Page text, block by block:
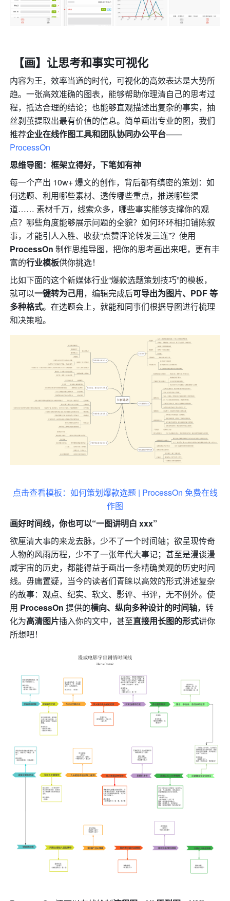
【画】让思考和事实可视化
内容为王，效率当道的时代，可视化的高效表达是大势所
趋。一张高效准确的图表，能够帮助你理清自己的思考过
程，抵达合理的结论；也能够直观描述出复杂的事实，抽
丝剥茧提取出最有价值的信息。简单画出专业的图，我们
推荐企业在线作图工具和团队协同办公平台——
ProcessOn
思维导图：框架立得好，下笔如有神
每一个产出 10w+ 爆文的创作，背后都有缜密的策划：如
何选题、利用哪些素材、透传哪些重点，推送哪些渠
道…… 素材千万，线索众多，哪些事实能够支撑你的观
点？哪些角度能够展示问题的全貌？如何环环相扣铺陈叙
ProcessOn 制作思维导图，把你的思考画出来吧，更有丰
富的行业模板供你挑选！
比如下面的这个新媒体行业“爆款选题策划技巧”的模板，
就可以一键转为己用，编辑完成后可导出为图片、PDF 等
多种格式。在选题会上，就能和同事们根据导图进行梳理
和决策啦。
点击查看模板：如何策划爆款选题 | ProcessOn 免费在线
作图
画好时间线，你也可以“一图讲明白 xxx”
欲厘清大事的来龙去脉，少不了一个时间轴；欲呈现传奇
人物的风雨历程，少不了一张年代大事记；甚至是漫谈漫
威宇宙的历史，都能得益于画出一条精确美观的历史时间
线。毋庸置疑，当今的读者们青睐以高效的形式讲述复杂
的故事：观点、纪实、软文、影评、书评，无不例外。使
用 ProcessOn 提供的横向、纵向多种设计的时间轴，转
化为高清图片插入你的文中，甚至直接用长图的形式讲你
所想吧！